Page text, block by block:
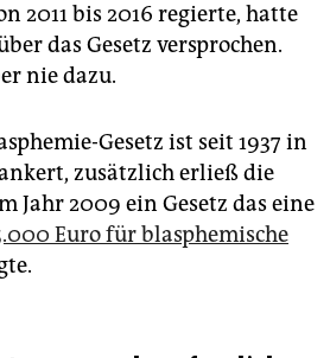
2011 bis 2016 regierte, hatte
das Gesetz versprochen.
nie dazu.
Gesetz ist seit 1937 in
zusätzlich erließ die
Jahr 2009 ein Gesetz das eine
Euro für blasphemische